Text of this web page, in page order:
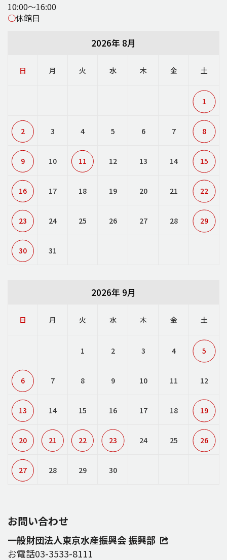
10:00～16:00
○休館日
2026年 8月
日 月 火 水 木 金 土
1
2 3 4 5 6 7 8
9 10 11 12 13 14 15
16 17 18 19 20 21 22
23 24 25 26 27 28 29
30 31
2026年 9月
日 月 火 水 木 金 土
1 2 3 4 5
6 7 8 9 10 11 12
13 14 15 16 17 18 19
20 21 22 23 24 25 26
27 28 29 30
お問い合わせ
一般財団法人東京水産振興会 振興部
お電話03-3533-8111